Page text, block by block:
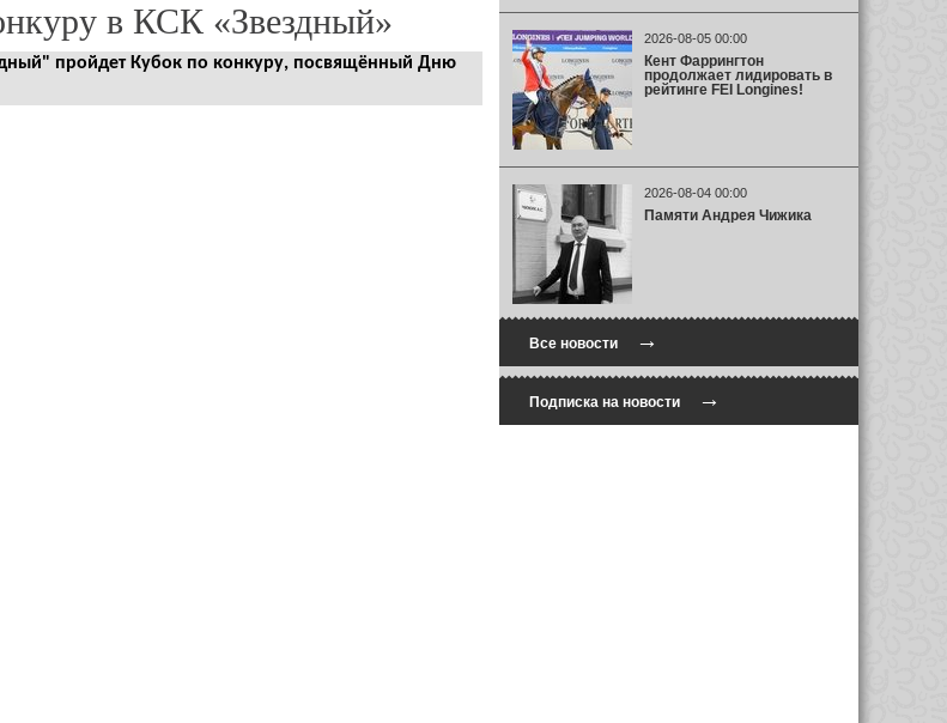
в КСК «Звездный»
пройдет Кубок по конкуру, посвящённый Дню
2026-08-05 00:00
Кент Фаррингтон
продолжает лидировать в
рейтинге FEI Longines!
2026-08-04 00:00
Памяти Андрея Чижика
Все новости→
Подписка на новости→